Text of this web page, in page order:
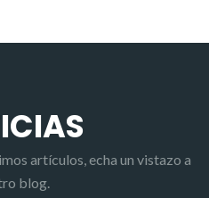
artículos, echa un vistazo a
blog.